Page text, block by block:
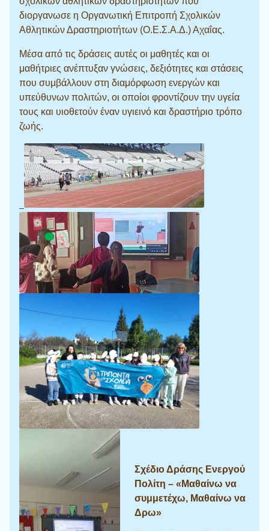
διοργανωσε η Οργανωτική Επιτροπή Σχολικών
Αθλητικών Δραστηριοτήτων (Ο.Ε.Σ.Α.Δ.) Αχαΐας.
Μέσα από τις δράσεις αυτές οι μαθητές και οι
μαθήτριες ανέπτυξαν γνώσεις, δεξιότητες και στάσεις
που συμβάλλουν στη διαμόρφωση ενεργών και
υπεύθυνων πολιτών, οι οποίοι φροντίζουν την υγεία
τους και υιοθετούν έναν υγιεινό και δραστήριο τρόπο
ζωής.
Σχέδιο Δράσης Ενεργού
Πολίτη – «Μαθαίνω να
συμμετέχω, Μαθαίνω να
Δρω»